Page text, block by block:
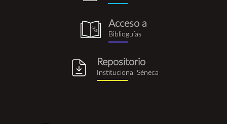
biblioguia.png
Acceso a
Biblioguías
Repositorio
Institucional Séneca